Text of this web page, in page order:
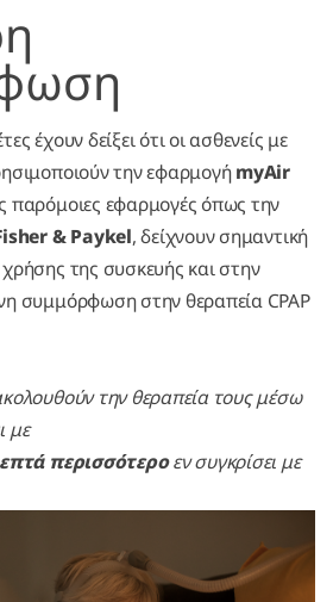
έχουν δείξει ότι οι ασθενείς με
την εφαρμογήmyAir
παρόμοιες εφαρμογές όπως την
& Paykel, δείχνουν σημαντική
της συσκευής και στην
συμμόρφωση στην θεραπεία CPAP
την θεραπεία τους μέσω
με
περισσότεροεν συγκρίσει με